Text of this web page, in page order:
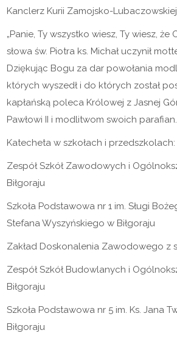
Kanclerz Kurii Zamojsko-Lubaczowskiej
„Panie, Ty wszystko wiesz, Ty wiesz, że
słowa św. Piotra ks. Michał uczynił
Dziękując Bogu za dar powołania
których wyszedł i do których został
kapłańską poleca Królowej z Jasnej
Pawłowi II i modlitwom swoich parafian.
Katecheta w szkołach i przedszkolach:
Zespół Szkół Zawodowych i
Biłgoraju
Szkoła Podstawowa nr 1 im. Sługi
Stefana Wyszyńskiego w Biłgoraju
Zakład Doskonalenia Zawodowego z
Zespół Szkół Budowlanych i
Biłgoraju
Szkoła Podstawowa nr 5 im. Ks. Jana
Biłgoraju